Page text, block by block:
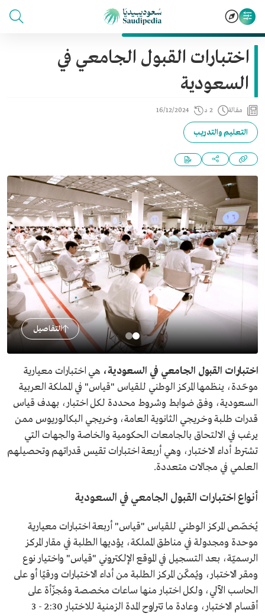
اختبارات القبول الجامعي في
السعودية
مقالة 2 د 16/12/2024
التعليم والتدريب
التفاصيل
اختبارات القبول الجامعي في السعودية، هي اختبارات معيارية
موحّدة، ينظمها المركز الوطني للقياس "قياس" في المملكة العربية
السعودية، وفق ضوابط وشروط محددة لكل اختبار، بهدف قياس
قدرات طلبة وخريجي الثانوية العامة، وخريجي البكالوريوس ممن
يرغب في الالتحاق بالجامعات الحكومية والخاصة والجهات التي
تشترط أداء الاختبار، وهي أربعة اختبارات تقيس قدراتهم وتحصيلهم
العلمي في مجالات متعددة.
أنواع اختبارات القبول الجامعي في السعودية
يُخصّص المركز الوطني للقياس "قياس" أربعة اختبارات معيارية
موحدة ومجدولة في مناطق المملكة، يؤديها الطلبة في مقار المركز
الرسميّة، بعد التسجيل في الموقع الإلكتروني "قياس" واختيار نوع
ومقر الاختبار، ويُمكّن المركز الطلبة من أداء الاختبارات ورقيًا أو على
الحاسب الآلي، ولكل اختبار منها ساعات مخصصة ومُجزّأة على
أقسام الاختبار، وعادة ما تتراوح المدة الزمنية للاختبار 2:30 - 3